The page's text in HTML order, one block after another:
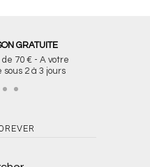
GRATUITE
70 € - A votre
sous 2 à 3 jours